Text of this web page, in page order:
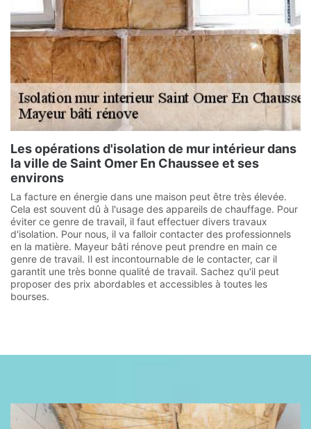
Les opérations d'isolation de mur intérieur dans
la ville de Saint Omer En Chaussee et ses
environs
La facture en énergie dans une maison peut être très élevée.
Cela est souvent dû à l'usage des appareils de chauffage. Pour
éviter ce genre de travail, il faut effectuer divers travaux
d'isolation. Pour nous, il va falloir contacter des professionnels
en la matière. Mayeur bâti rénove peut prendre en main ce
genre de travail. Il est incontournable de le contacter, car il
garantit une très bonne qualité de travail. Sachez qu'il peut
proposer des prix abordables et accessibles à toutes les
bourses.